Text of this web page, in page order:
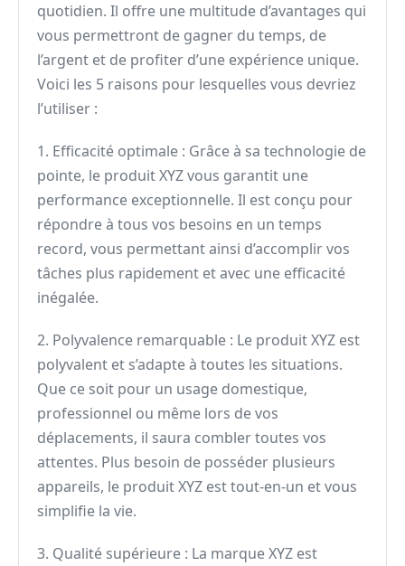
quotidien. Il offre une multitude d’avantages qui
vous permettront de gagner du temps, de
l’argent et de profiter d’une expérience unique.
Voici les 5 raisons pour lesquelles vous devriez
l’utiliser :
1. Efficacité optimale : Grâce à sa technologie de
pointe, le produit XYZ vous garantit une
performance exceptionnelle. Il est conçu pour
répondre à tous vos besoins en un temps
record, vous permettant ainsi d’accomplir vos
tâches plus rapidement et avec une efficacité
inégalée.
2. Polyvalence remarquable : Le produit XYZ est
polyvalent et s’adapte à toutes les situations.
Que ce soit pour un usage domestique,
professionnel ou même lors de vos
déplacements, il saura combler toutes vos
attentes. Plus besoin de posséder plusieurs
appareils, le produit XYZ est tout-en-un et vous
simplifie la vie.
3. Qualité supérieure : La marque XYZ est